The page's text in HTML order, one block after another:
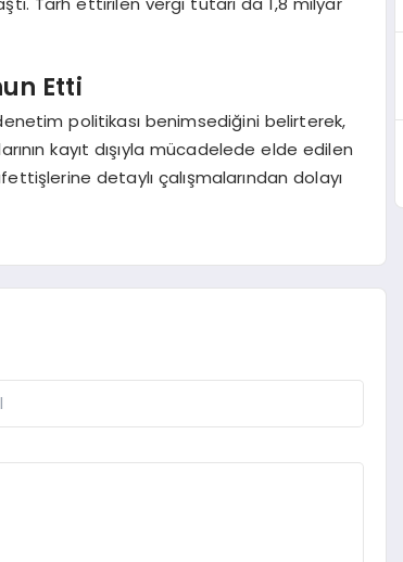
Etti
politikası benimsediğini belirterek,
kayıt dışıyla mücadelede elde edilen
detaylı çalışmalarından dolayı